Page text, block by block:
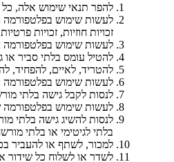
להפר תנאי שימוש אלה,
לעשות שימוש בפלטפורמה
זכויות חוזיות, זכויות
לעשות שימוש בפלטפורמה
להטיל עומס בלתי סביר או
להטריד, לאיים, להפחיד,
לעשות שימוש בפלטפורמה
לנסות לקבל גישה בלתי
לעשות שימוש בפלטפורמה
לנסות להשיג גישה בלתי
בלתי לגיטימי או בלתי
למכור, לשתף או להעביר